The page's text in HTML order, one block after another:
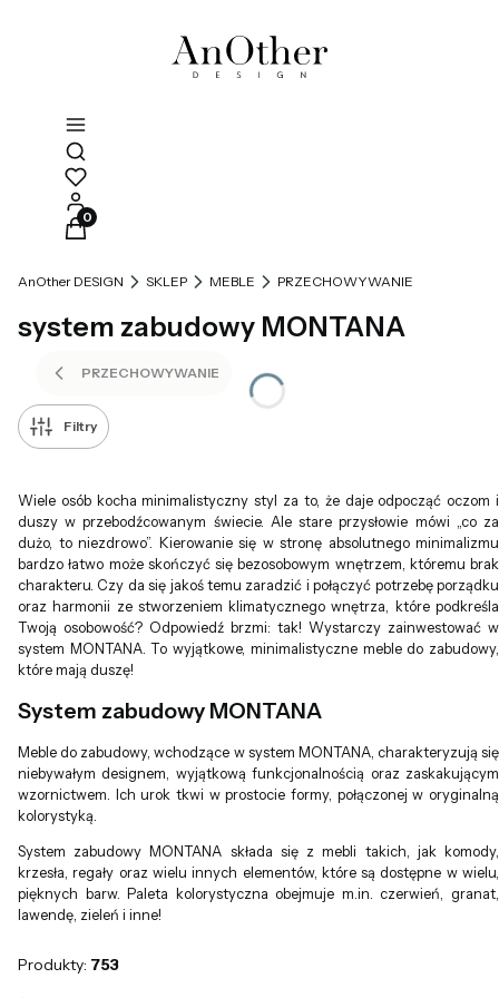
Otwórz wyszukiwarkę
Produkty w koszyku: 0. Zobacz szczegóły
AnOther DESIGN SKLEP MEBLE PRZECHOWYWANIE
system zabudowy MONTANA
PRZECHOWYWANIE
Filtry
Wiele osób kocha minimalistyczny styl za to, że daje odpocząć oczom i
duszy w przebodźcowanym świecie. Ale stare przysłowie mówi „co za
dużo, to niezdrowo”. Kierowanie się w stronę absolutnego minimalizmu
bardzo łatwo może skończyć się bezosobowym wnętrzem, któremu brak
charakteru. Czy da się jakoś temu zaradzić i połączyć potrzebę porządku
oraz harmonii ze stworzeniem klimatycznego wnętrza, które podkreśla
Twoją osobowość? Odpowiedź brzmi: tak! Wystarczy zainwestować w
system MONTANA. To wyjątkowe, minimalistyczne meble do zabudowy,
które mają duszę!
System zabudowy MONTANA
Meble do zabudowy, wchodzące w system MONTANA, charakteryzują się
niebywałym designem, wyjątkową funkcjonalnością oraz zaskakującym
wzornictwem. Ich urok tkwi w prostocie formy, połączonej w oryginalną
kolorystyką.
System zabudowy MONTANA składa się z mebli takich, jak komody,
krzesła, regały oraz wielu innych elementów, które są dostępne w wielu,
pięknych barw. Paleta kolorystyczna obejmuje m.in. czerwień, granat,
lawendę, zieleń i inne!
Produkty: 753